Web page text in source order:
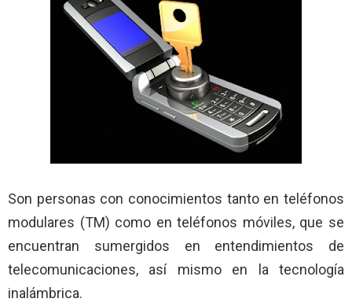
Son personas con conocimientos tanto en teléfonos
modulares (TM) como en teléfonos móviles, que se
encuentran sumergidos en entendimientos de
telecomunicaciones, así mismo en la tecnología
inalámbrica.